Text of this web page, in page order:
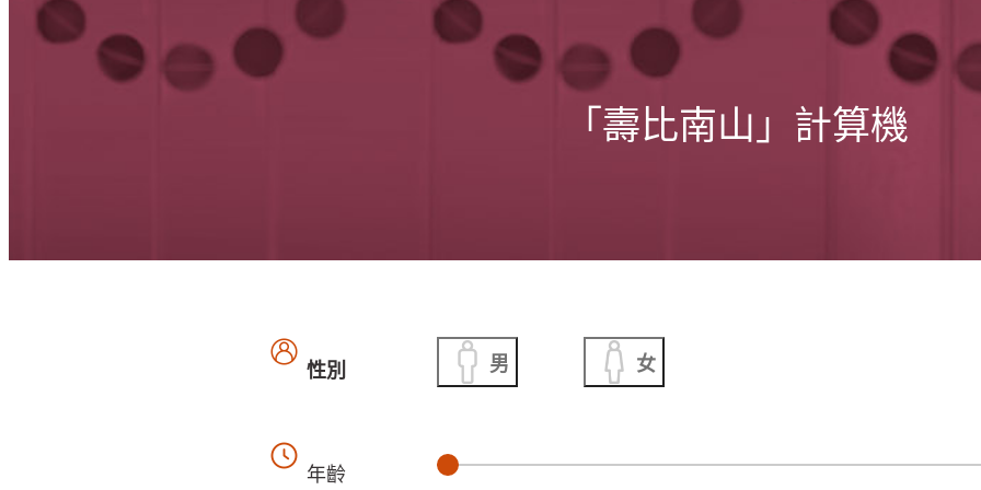
「壽比南山」計算機
性別 男 女
年齡